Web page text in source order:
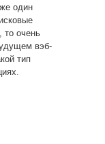
один
то очень
вэб-
тип